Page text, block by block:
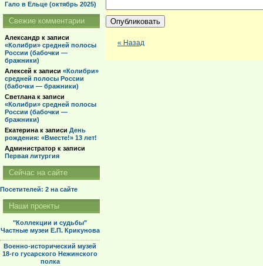
« Назад
Гало в Ельце (октябрь 2025)
Свежие комментарии
Александр к записи
«Колибри» средней полосы
России (бабочки —
бражники)
Алексей к записи «Колибри»
средней полосы России
(бабочки — бражники)
Светлана к записи
«Колибри» средней полосы
России (бабочки —
бражники)
Екатерина к записи День
рождения: «Вместе!» 13 лет!
Администратор к записи
Первая литургия
Сейчас на сайте
Посетителей: 2 на сайте
Наши проекты
"Коллекции и судьбы"
Частные музеи Е.П. Крикунова
Военно-исторический музей
18-го гусарского Нежинского
полка